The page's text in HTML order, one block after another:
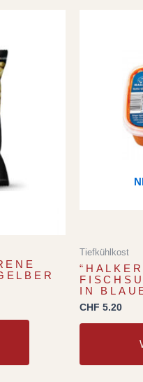
Tiefkühlkost
IN
CHF 5.20